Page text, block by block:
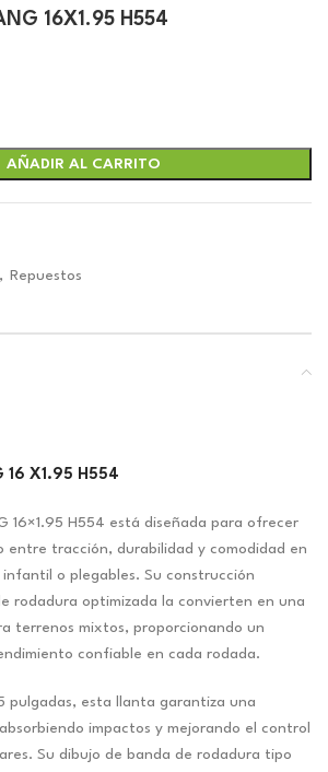
16X1.95 H554
AÑADIR AL CARRITO
, Repuestos
16 X1.95 H554
16×1.95 H554 está diseñada para ofrecer
entre tracción, durabilidad y comodidad en
o plegables. Su construcción
rodadura optimizada la convierten en una
terrenos mixtos, proporcionando un
confiable en cada rodada.
pulgadas, esta llanta garantiza una
impactos y mejorando el control
Su dibujo de banda de rodadura tipo